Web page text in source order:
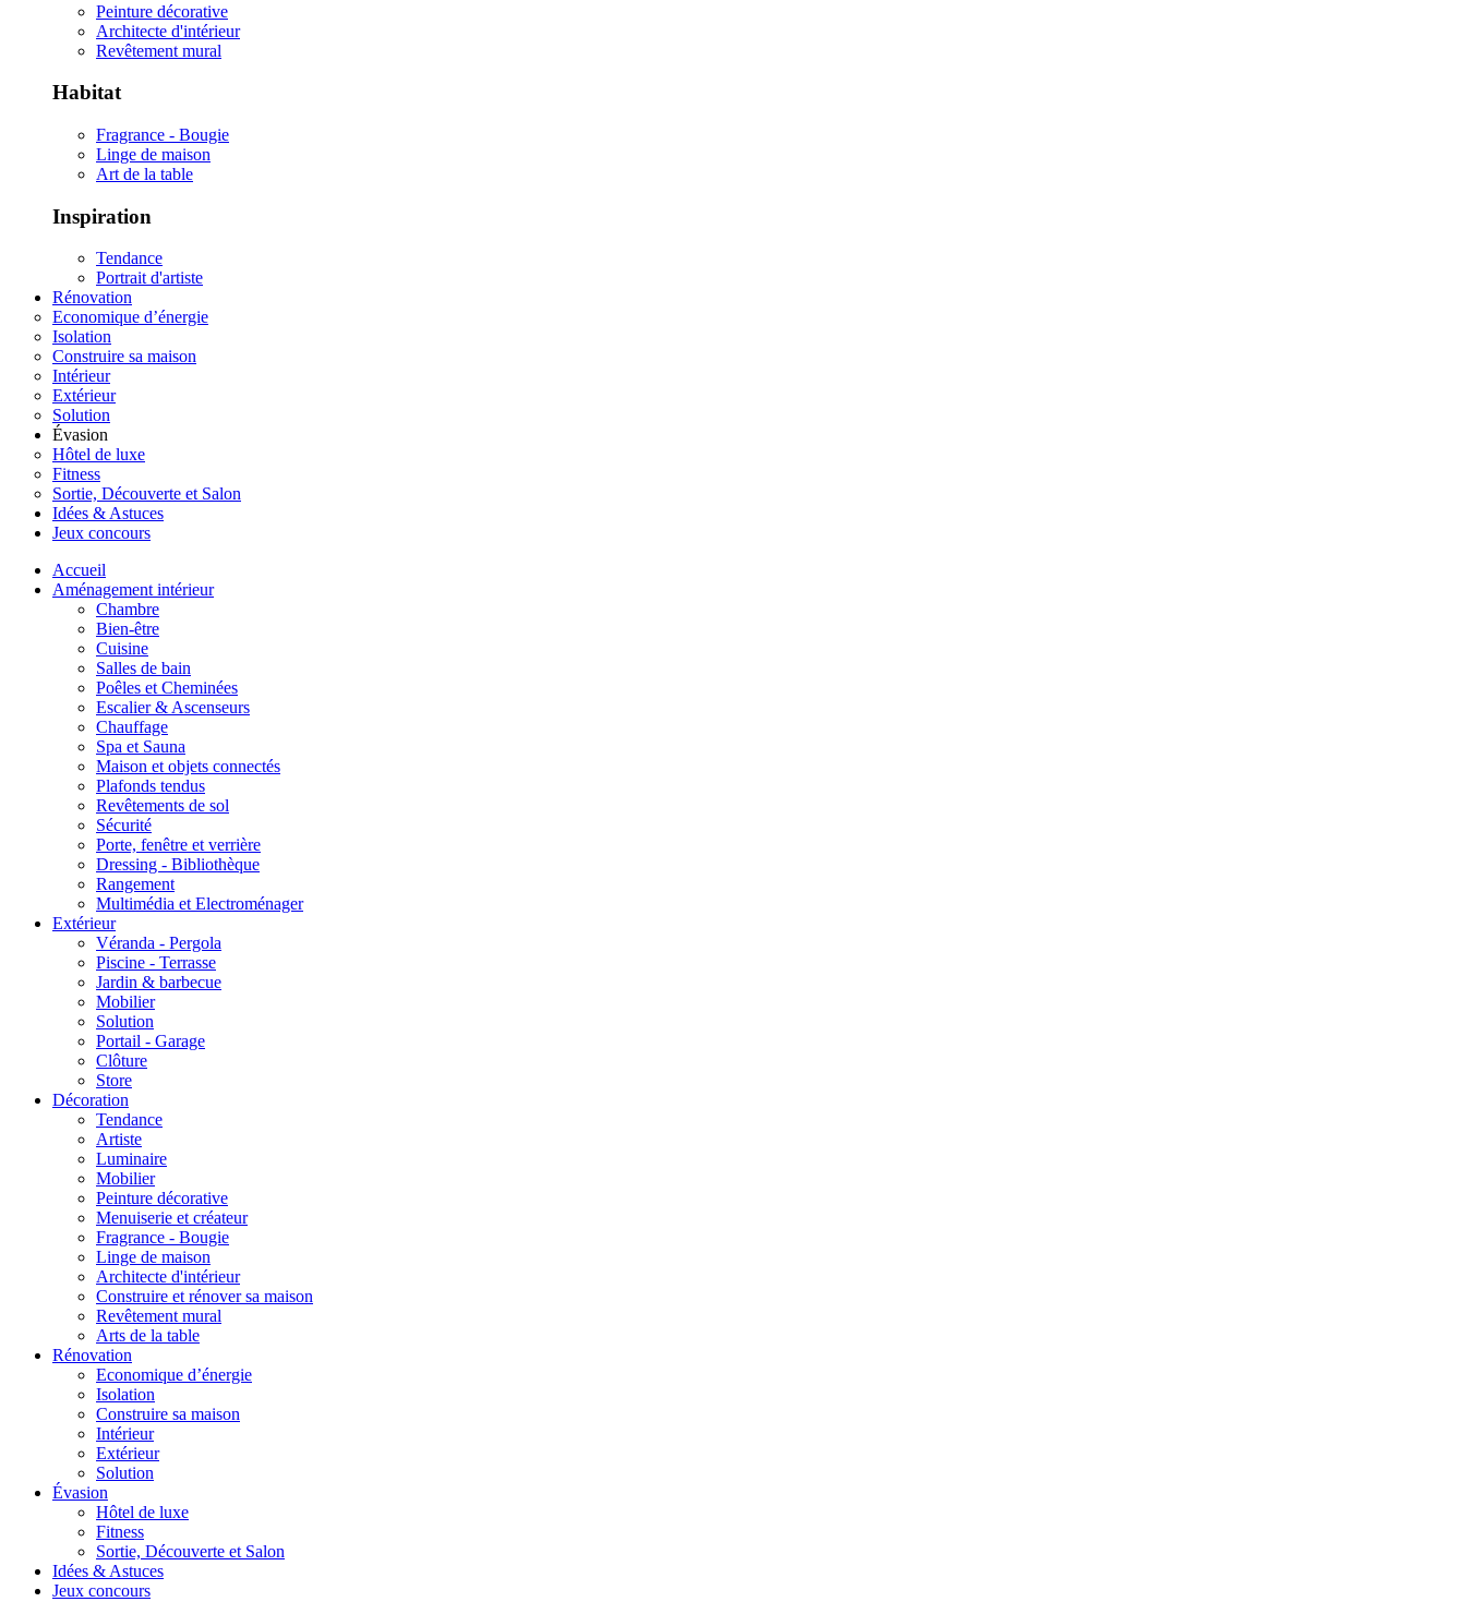
Peinture décorative
Architecte d'intérieur
Revêtement mural
Habitat
Fragrance - Bougie
Linge de maison
Art de la table
Inspiration
Tendance
Portrait d'artiste
Rénovation
Economique d’énergie
Isolation
Construire sa maison
Intérieur
Extérieur
Solution
Évasion
Hôtel de luxe
Fitness
Sortie, Découverte et Salon
Idées & Astuces
Jeux concours
Accueil
Aménagement intérieur
Chambre
Bien-être
Cuisine
Salles de bain
Poêles et Cheminées
Escalier & Ascenseurs
Chauffage
Spa et Sauna
Maison et objets connectés
Plafonds tendus
Revêtements de sol
Sécurité
Porte, fenêtre et verrière
Dressing - Bibliothèque
Rangement
Multimédia et Electroménager
Extérieur
Véranda - Pergola
Piscine - Terrasse
Jardin & barbecue
Mobilier
Solution
Portail - Garage
Clôture
Store
Décoration
Tendance
Artiste
Luminaire
Mobilier
Peinture décorative
Menuiserie et créateur
Fragrance - Bougie
Linge de maison
Architecte d'intérieur
Construire et rénover sa maison
Revêtement mural
Arts de la table
Rénovation
Economique d’énergie
Isolation
Construire sa maison
Intérieur
Extérieur
Solution
Évasion
Hôtel de luxe
Fitness
Sortie, Découverte et Salon
Idées & Astuces
Jeux concours